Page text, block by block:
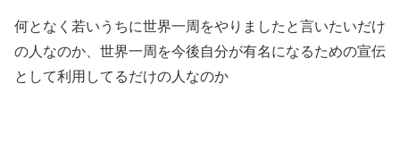
何となく若いうちに世界一周をやりましたと言いたいだけ
の人なのか、世界一周を今後自分が有名になるための宣伝
として利用してるだけの人なのか